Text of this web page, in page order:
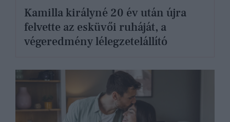
Kamilla királyné 20 év után újra
felvette az esküvői ruháját, a
végeredmény lélegzetelállító